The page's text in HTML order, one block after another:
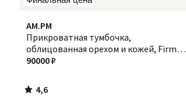
AM.PM
Прикроватная тумбочка,
облицованная орехом и кожей, Firmo /
Фирмо
90000 ₽
4,6
/ 5
4,6
/